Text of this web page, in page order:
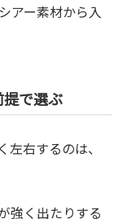
アー素材から入
で選ぶ
右するのは、
強く出たりする